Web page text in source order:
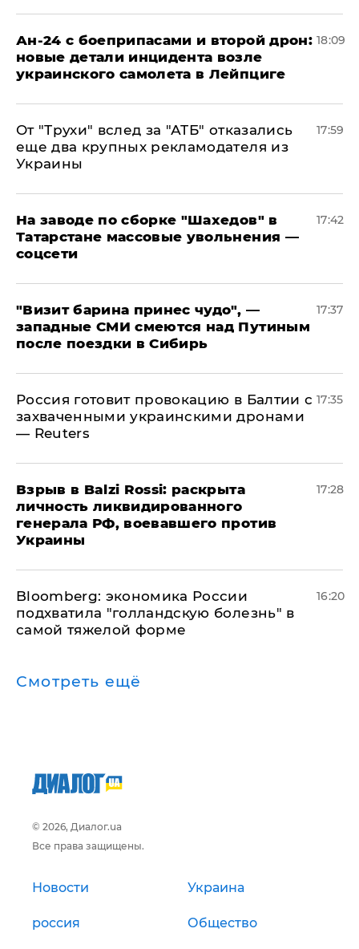
Ан-24 с боеприпасами и второй дрон:
новые детали инцидента возле
украинского самолета в Лейпциге
18:09
От "Трухи" вслед за "АТБ" отказались
еще два крупных рекламодателя из
Украины
17:59
На заводе по сборке "Шахедов" в
Татарстане массовые увольнения —
соцсети
17:42
"Визит барина принес чудо", —
западные СМИ смеются над Путиным
после поездки в Сибирь
17:37
​Россия готовит провокацию в Балтии с
захваченными украинскими дронами
— Reuters
17:35
​Взрыв в Balzi Rossi: раскрыта
личность ликвидированного
генерала РФ, воевавшего против
Украины
17:28
Bloomberg: экономика России
подхватила "голландскую болезнь" в
самой тяжелой форме
16:20
Смотреть ещё
© 2026, Диалог.ua
Все права защищены.
Новости Украина
россия Общество